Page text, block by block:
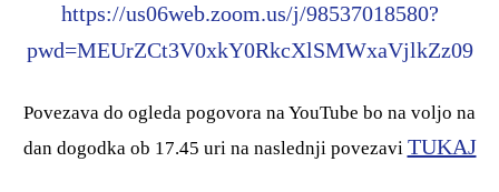
https://us06web.zoom.us/j/98537018580?
pwd=MEUrZCt3V0xkY0RkcXlSMWxaVjlkZz09
Povezava do ogleda pogovora na YouTube bo na voljo na
dan dogodka ob 17.45 uri na naslednji povezavi TUKAJ